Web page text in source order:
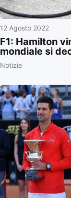
12 Agosto 2022
F1: Hamilton
mondiale si
Notizie